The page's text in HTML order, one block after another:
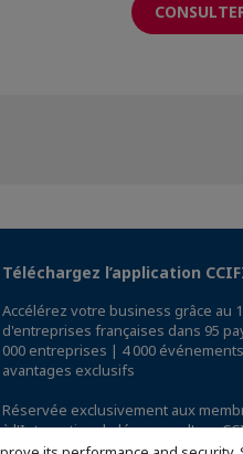
Téléchargez l’application
Accélérez votre business grâce au
d'entreprises françaises dans 95
000 entreprises | 4 000
avantages exclusifs
Réservée exclusivement aux
à l'International,découvrez l'app